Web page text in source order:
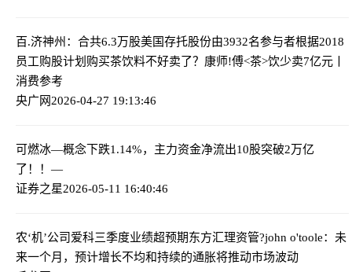
百.济神州：合共6.3万股美国存托股份由3932名参与者根据2018
员工购股计划购买茶饮料不好卖了？康师!傅<茶>饮少卖7亿元丨
消费参考
央广网2026-04-27 19:13:46
可燃冰—概念下跌1.14%，主力资金净流出10股突破2万亿
了！！—
证券之星2026-05-11 16:40:46
农‘机’公司爱科三季度业绩超预期东方汇理资管?john o'toole：未
来一个月，预计增长不均和持续的通胀将推动市场波动